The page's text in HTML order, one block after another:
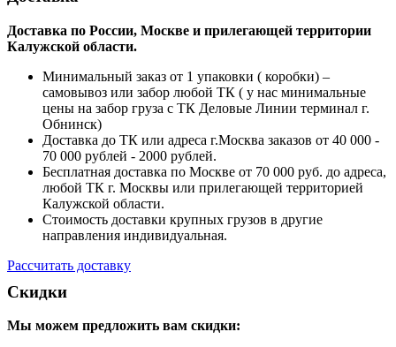
Доставка по России, Москве и прилегающей территории
Калужской области.
Минимальный заказ от 1 упаковки ( коробки) –
самовывоз или забор любой ТК ( у нас минимальные
цены на забор груза с ТК Деловые Линии терминал г.
Обнинск)
Доставка до ТК или адреса г.Москва заказов от 40 000 -
70 000 рублей - 2000 рублей.
Бесплатная доставка по Москве от 70 000 руб. до адреса,
любой ТК г. Москвы или прилегающей территорией
Калужской области.
Стоимость доставки крупных грузов в другие
направления индивидуальная.
Рассчитать доставку
Скидки
Мы можем предложить вам скидки: